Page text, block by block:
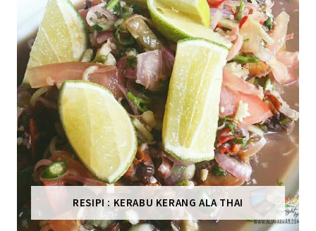
RESIPI : KERABU KERANG ALA THAI